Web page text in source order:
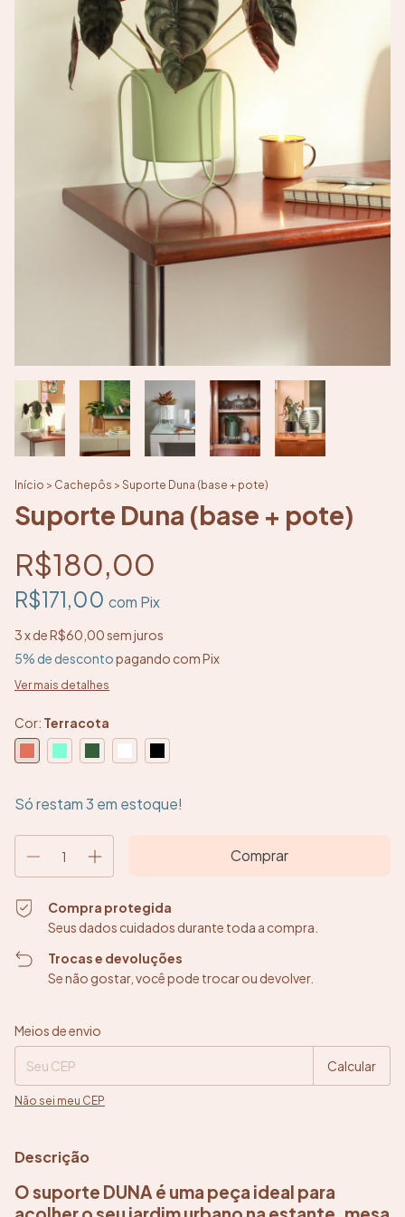
Início > Cachepôs > Suporte Duna (base + pote)
Suporte Duna (base + pote)
R$180,00
R$171,00 com Pix
3x deR$60,00sem juros
5% de descontopagando com Pix
Ver mais detalhes
Cor: Terracota
Só restam3 em estoque!
Compra protegida
Seus dados cuidados durante toda a compra.
Trocas e devoluções
Se não gostar, você pode trocar ou devolver.
Entregas para o CEP:
Meios de envio
Calcular
Não sei meu CEP
Descrição
O suporte DUNA é uma peça ideal para